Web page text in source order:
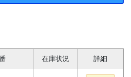
在庫状況 詳細